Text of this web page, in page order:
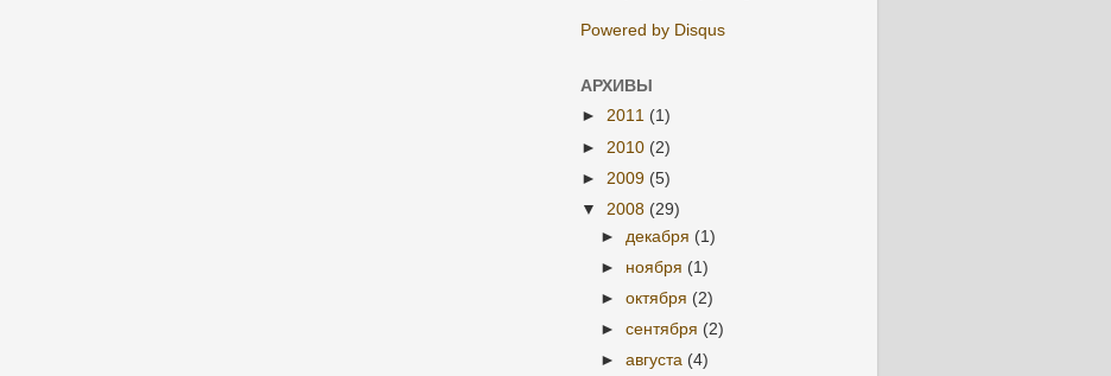
Powered by Disqus
АРХИВЫ
► 2011 (1)
► 2010 (2)
► 2009 (5)
▼ 2008 (29)
► декабря (1)
► ноября (1)
►октября (2)
►сентября (2)
►августа (4)